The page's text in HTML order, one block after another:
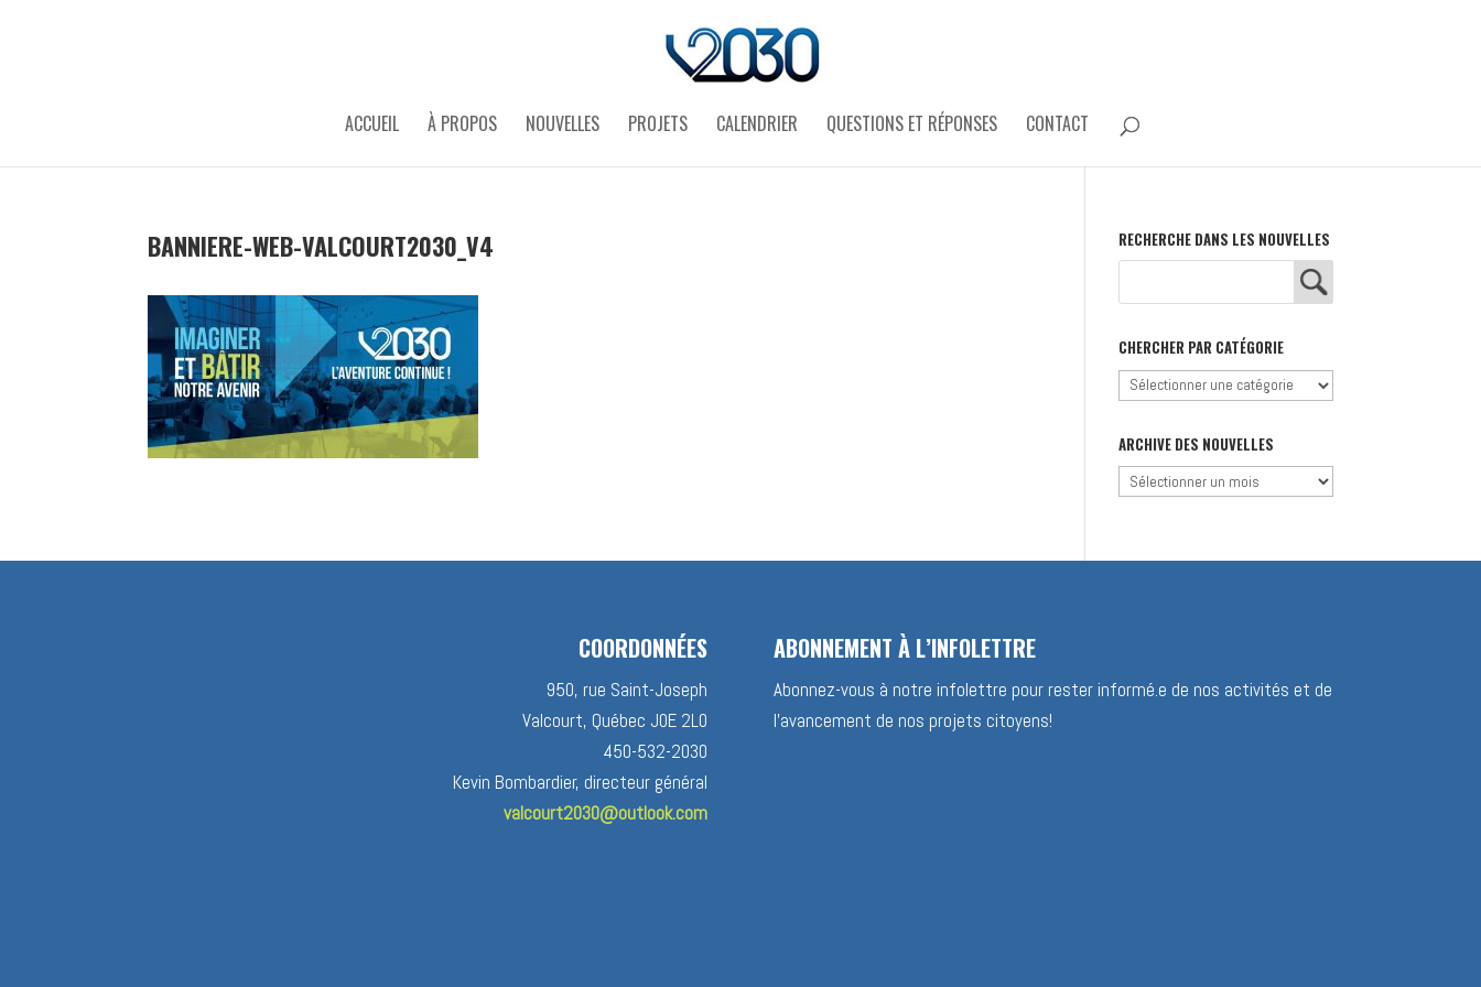
ACCUEIL À PROPOS NOUVELLES PROJETS CALENDRIER QUESTIONS ET RÉPONSES CONTACT
BANNIERE-WEB-VALCOURT2030_V4 RECHERCHE DANS LES NOUVELLES
CHERCHER PAR CATÉGORIE
Chercher
catégorie
ARCHIVE DES NOUVELLES
Archive
COORDONNÉES
950, rue Saint-Joseph
Valcourt, Québec J0E 2L0
450-532-2030
Kevin Bombardier, directeur général
valcourt2030@outlook.com
ABONNEMENT À L’INFOLETTRE
Abonnez-vous à notre infolettre pour rester informé.e de nos activités et de
l’avancement de nos projets citoyens!